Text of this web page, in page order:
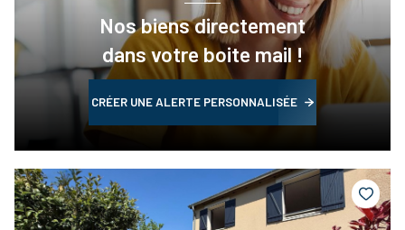
Nos biens directement
dans votre boite mail !
CRÉER UNE ALERTE PERSONNALISÉE